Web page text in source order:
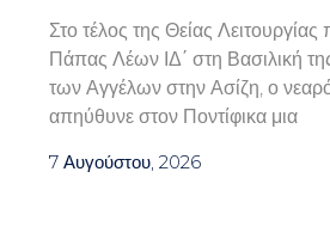
Στο τέλος της Θείας Λειτουργίας
Πάπας Λέων ΙΔ΄ στη Βασιλική
των Αγγέλων στην Ασίζη, ο
απηύθυνε στον Ποντίφικα μια
7 Αυγούστου, 2026